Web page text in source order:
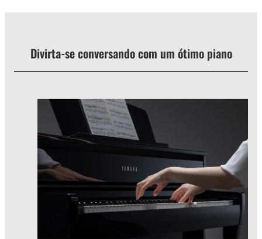
Divirta-se conversando com um ótimo piano